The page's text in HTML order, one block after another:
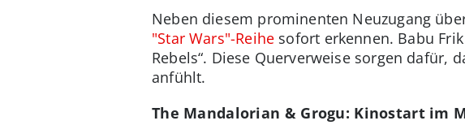
Neben diesem prominenten Neuzugang
"Star Wars"-Reihe sofort erkennen. Babu
Rebels“. Diese Querverweise sorgen
anfühlt.
The Mandalorian & Grogu: Kinostart im